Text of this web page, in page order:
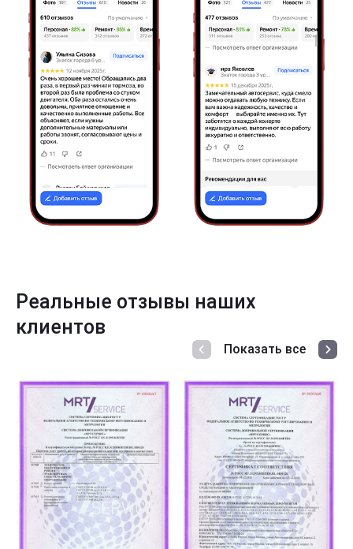
Реальные отзывы наших
клиентов
Показать все